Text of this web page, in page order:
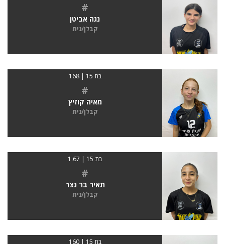
#
נגה אביטן
קבלן/נית
בת 15 | 168
#
מאיה קוזיץ
קבלן/נית
בת 15 | 1.67
#
תאיר בר נצר
קבלן/נית
בת 15 | 160